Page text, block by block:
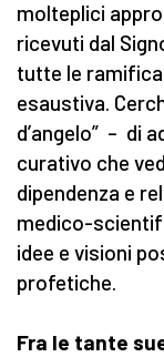
molteplici
ricevuti dal
tutte le
esaustiva.
d’angelo” – di
curativo che
dipendenza e
medico-
idee e visioni
profetiche.
Fra le tante